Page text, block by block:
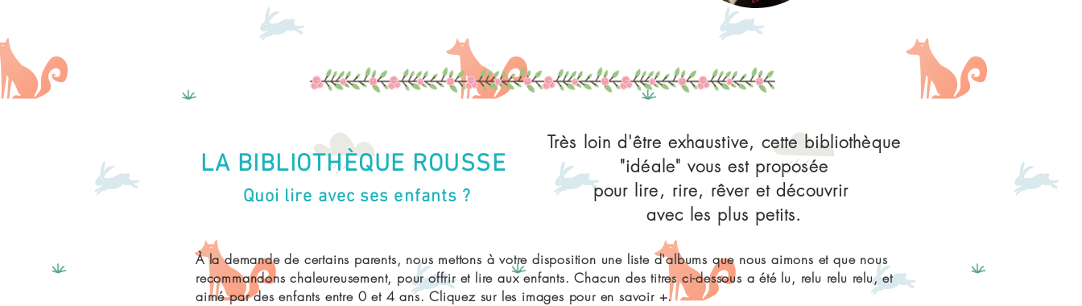
LA BIBLIOTHÈQUE ROUSSE
Quoi lire avec ses enfants ?
Très loin d'être exhaustive, cette bibliothèque
"idéale" vous est proposée
pour lire, rire, rêver et découvrir
avec les plus petits.
À la demande de certains parents, nous mettons à votre disposition une liste d'albums que nous aimons et que nous
recommandons chaleureusement, pour offrir et lire aux enfants. Chacun des titres ci-dessous a été lu, relu relu relu, et
aimé par des enfants entre 0 et 4 ans. Cliquez sur les images pour en savoir +.